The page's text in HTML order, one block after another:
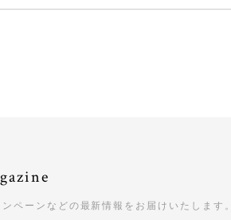
ペーンなどの最新情報をお届けいたします。